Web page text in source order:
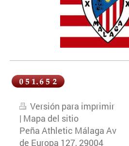
Versión para imprimir
| Mapa del sitio
Peña Athletic Málaga Av
de Europa 127, 29004